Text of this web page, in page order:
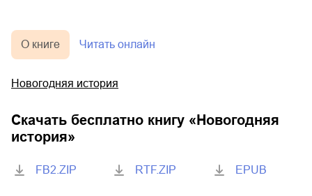
О книге Читать онлайн
Новогодняя история
Скачать бесплатно книгу « Новогодняя
история»
FB2.ZIP RTF.ZIP EPUB